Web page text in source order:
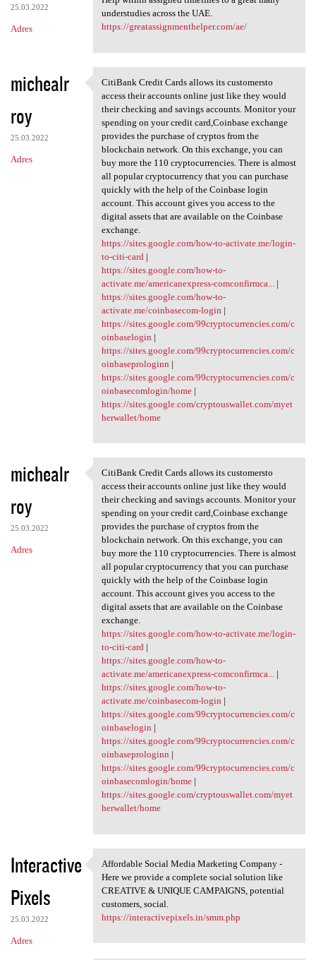
25.03.2022
Adres
understudies across the UAE.
https://greatassignmenthelper.com/ae/
michealr
roy
25.03.2022
Adres
CitiBank Credit Cards allows
CitiBank Credit Cards allows its customersto
access their accounts online just like they would
their checking and savings accounts. Monitor your
spending on your credit card,Coinbase exchange
provides the purchase of cryptos from the
blockchain network. On this exchange, you can
buy more the 110 cryptocurrencies. There is almost
all popular cryptocurrency that you can purchase
quickly with the help of the Coinbase login
account. This account gives you access to the
digital assets that are available on the Coinbase
exchange.
https://sites.google.com/how-to-activate.me/login-
to-citi-card |
https://sites.google.com/how-to-
activate.me/americanexpress-comconfirmca...
|
https://sites.google.com/how-to-
activate.me/coinbasecom-login |
https://sites.google.com/99cryptocurrencies.com/c
oinbaselogin |
https://sites.google.com/99cryptocurrencies.com/c
oinbaseprologinn |
https://sites.google.com/99cryptocurrencies.com/c
oinbasecomlogin/home|
https://sites.google.com/cryptouswallet.com/myet
herwallet/home
michealr
roy
25.03.2022
Adres
CitiBank Credit Cards allows
CitiBank Credit Cards allows its customersto
access their accounts online just like they would
their checking and savings accounts. Monitor your
spending on your credit card,Coinbase exchange
provides the purchase of cryptos from the
blockchain network. On this exchange, you can
buy more the 110 cryptocurrencies. There is almost
all popular cryptocurrency that you can purchase
quickly with the help of the Coinbase login
account. This account gives you access to the
digital assets that are available on the Coinbase
exchange.
https://sites.google.com/how-to-activate.me/login-
to-citi-card|
https://sites.google.com/how-to-
activate.me/americanexpress-comconfirmca...|
https://sites.google.com/how-to-
activate.me/coinbasecom-login |
https://sites.google.com/99cryptocurrencies.com/c
oinbaselogin |
https://sites.google.com/99cryptocurrencies.com/c
oinbaseprologinn |
https://sites.google.com/99cryptocurrencies.com/c
oinbasecomlogin/home|
https://sites.google.com/cryptouswallet.com/myet
herwallet/home
Interactive
Pixels
25.03.2022
Adres
Affordable Social Media
Affordable Social Media Marketing Company -
Here we provide a complete social solution like
CREATIVE & UNIQUE CAMPAIGNS, potential
customers, social.
https://interactivepixels.in/smm.php